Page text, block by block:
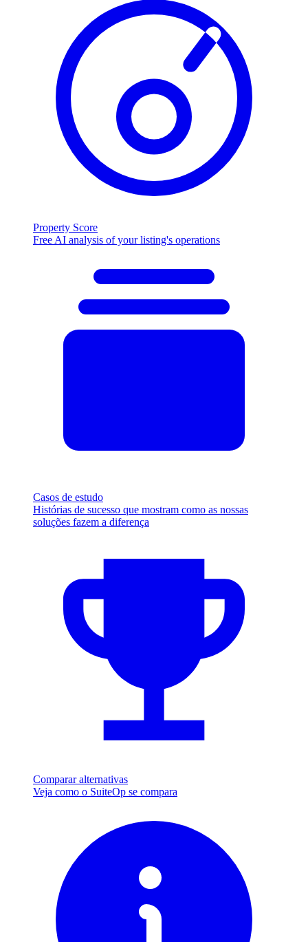
Property Score
Free AI analysis of your listing's operations
Casos de estudo
Histórias de sucesso que mostram como as nossas
soluções fazem a diferença
Comparar alternativas
Veja como o SuiteOp se compara